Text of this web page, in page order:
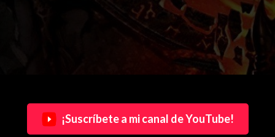
¡Suscríbete a mi canal de YouTube!